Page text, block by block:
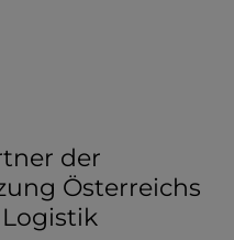
der
Österreichs